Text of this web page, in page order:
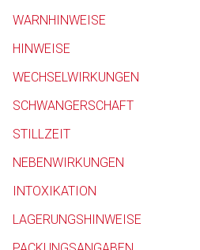
WARNHINWEISE
HINWEISE
WECHSELWIRKUNGEN
SCHWANGERSCHAFT
STILLZEIT
NEBENWIRKUNGEN
INTOXIKATION
LAGERUNGSHINWEISE